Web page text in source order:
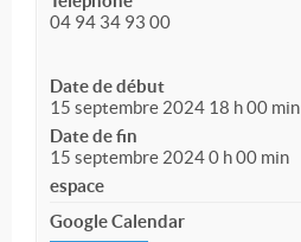
04 94 34 93 00
Date de début
15 septembre 2024 18 h 00 min
Date de fin
15 septembre 2024 0 h 00 min
espace
Google Calendar